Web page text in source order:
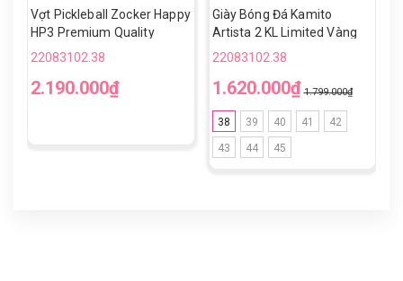
Vợt Pickleball Zocker Happy
HP3 Premium Quality
22083102.38
2.190.000₫
Giày Bóng Đá Kamito
Artista 2 KL Limited Vàng
Đen TF
22083102.38
1.620.000₫ 1.799.000₫
38 39 40 41 42
43 44 45